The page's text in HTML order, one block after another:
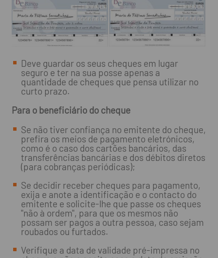
Deve guardar os seus cheques em lugar
seguro e ter na sua posse apenas a
quantidade de cheques que pensa utilizar no
curto prazo.
Para o beneficiário do cheque
Se não tiver confiança no emitente do cheque,
prefira os meios de pagamento eletrónicos,
como é o caso dos cartões bancários, das
transferências bancárias e dos débitos diretos
(para cobranças periódicas);
Se decidir receber cheques para pagamento,
exija e anote a identificação e o contacto do
emitente e solicite-lhe que passe os cheques
"não à ordem", para que os mesmos não
possam ser pagos a outra pessoa, caso sejam
roubados ou furtados.
Verifique a data de validade pré-impressa no